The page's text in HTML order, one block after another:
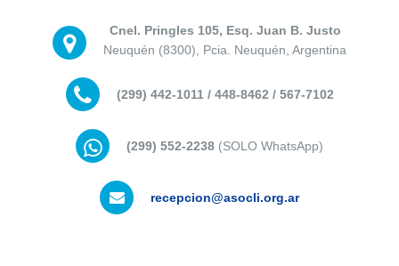
Cnel. Pringles 105, Esq. Juan B. Justo
Neuquén (8300), Pcia. Neuquén, Argentina
(299) 442-1011 / 448-8462 / 567-7102
(299) 552-2238 (SOLO WhatsApp)
recepcion@asocli.org.ar